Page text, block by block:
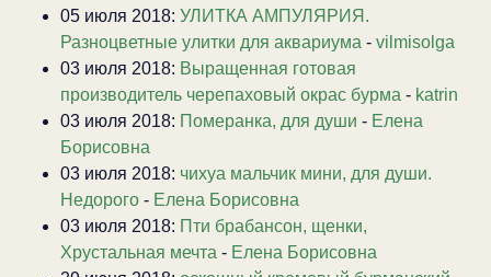
05 июля 2018: УЛИТКА АМПУЛЯРИЯ.
Разноцветные улитки для аквариума - vilmisolga
03 июля 2018: Выращенная готовая
производитель черепаховый окрас бурма - katrin
03 июля 2018: Померанка, для души - Елена
Борисовна
03 июля 2018: чихуа мальчик мини, для души.
Недорого - Елена Борисовна
03 июля 2018: Пти брабансон, щенки,
Хрустальная мечта - Елена Борисовна